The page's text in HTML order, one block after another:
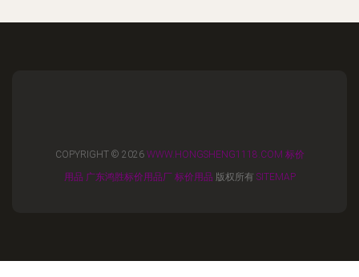
COPYRIGHT © 2026 WWW.HONGSHENG1118.COM 标价
用品 广东鸿胜标价用品厂 标价用品 版权所有 SITEMAP